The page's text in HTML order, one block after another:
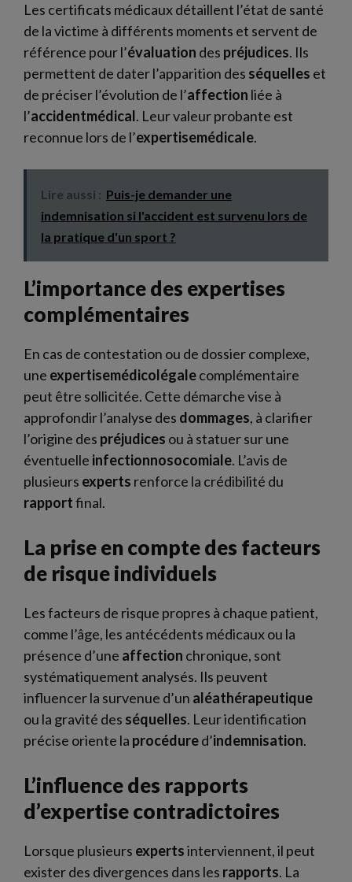
Les certificats médicaux détaillent l’état de santé
de la victime à différents moments et servent de
référence pour l’évaluation des préjudices. Ils
permettent de dater l’apparition des séquelles et
de préciser l’évolution de l’affection liée à
l’accidentmédical. Leur valeur probante est
reconnue lors de l’expertisemédicale.
Lire aussi : Puis-je demander une
indemnisation si l'accident est survenu lors de
la pratique d'un sport ?
L’importance des expertises
complémentaires
En cas de contestation ou de dossier complexe,
une expertisemédicolégalecomplémentaire
peut être sollicitée. Cette démarche vise à
approfondir l’analyse des dommages, à clarifier
l’origine des préjudices ou à statuer sur une
éventuelle infectionnosocomiale. L’avis de
plusieurs experts renforce la crédibilité du
rapportfinal.
La prise en compte des facteurs
de risque individuels
Les facteurs de risque propres à chaque patient,
comme l’âge, les antécédents médicaux ou la
présence d’une affection chronique, sont
systématiquement analysés. Ils peuvent
influencer la survenue d’un aléathérapeutique
ou la gravité des séquelles. Leur identification
précise oriente la procédured’indemnisation.
L’influence des rapports
d’expertise contradictoires
Lorsque plusieurs expertsinterviennent, il peut
exister des divergences dans les rapports. La